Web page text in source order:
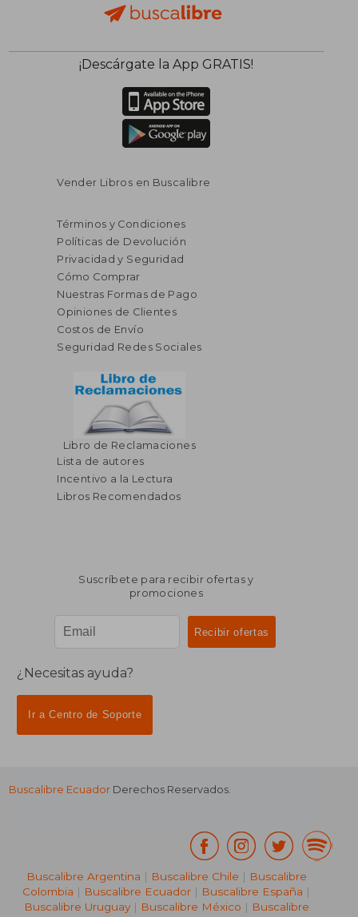
¡Descárgate la App GRATIS!
Vender Libros en Buscalibre
Términos y Condiciones
Políticas de Devolución
Privacidad y Seguridad
Cómo Comprar
Nuestras Formas de Pago
Opiniones de Clientes
Costos de Envío
Seguridad Redes Sociales
Libro de Reclamaciones
Lista de autores
Incentivo a la Lectura
Libros Recomendados
Suscríbete para recibir ofertas y
promociones
¿Necesitas ayuda?
Ir a Centro de Soporte
Buscalibre Ecuador Derechos Reservados.
Buscalibre Argentina | Buscalibre Chile | Buscalibre
Colombia | Buscalibre Ecuador | Buscalibre España |
Buscalibre Uruguay| Buscalibre México | Buscalibre